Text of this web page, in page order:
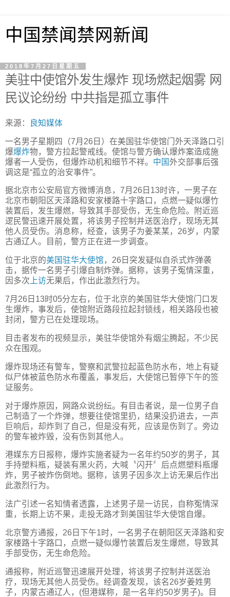
中国禁闻禁网新闻
2018年7月27日星期五
美驻中使馆外发生爆炸 现场燃起烟雾 网
民议论纷纷 中共指是孤立事件
来源： 良知媒体
一名男子星期四（7月26日）在美国驻华使馆门外天泽路口引
爆爆炸物，警方拉起警戒线。使馆与警方确认爆炸案造成施
爆者一人受伤，但爆炸动机和细节不祥。 中国外交部事后强
调这是“孤立的治安事件”。
据北京市公安局官方微博消息，7月26日13时许，一男子在
北京市朝阳区天泽路和安家楼路十字路口，点燃一疑似爆竹
装置后，发生爆燃，导致其手部受伤，无生命危险。附近巡
逻民警迅速开展处置，将该男子控制并送医治疗，现场无其
他人员受伤。消息称，经查，该男子为姜某某，26岁，内蒙
古通辽人。目前，警方正在进一步调查。
位于北京的美国驻华大使馆，26日突发疑似自杀式炸弹袭
击，据传一名男子引爆自制炸弹。据称，该男子冤情深重，
因多次 上访无果后，作出此激烈行为。
7月26日13时05分左右，位于北京的美国驻华大使馆门口发
生爆炸，事发后，使馆附近路段拉起封锁线，相关路段也被
封闭，警方已在处理现场。
目击者发布的视频显示，美驻华使馆外有烟尘腾起，不少民
众在围观。
爆炸现场还有警车，警察和武警拉起蓝色防水布，地上有疑
似尸体被蓝色防水布覆盖，事发后，大使馆已暂停下午的签
证服务。
对于爆炸原因，网路众说纷纭。有目击者说，是一位男子自
己制造了一个炸弹，想要往使馆里扔，结果没扔进去，一声
巨响后，却炸到了自己，但是没有死，应该是伤到了。旁边
的警车被炸毁，没有伤到其他人。
港媒东方日报称，爆炸实施者疑为一名年约50岁的男子，其
手持塑料瓶，疑装有黑火药，大喊〝闪开〞后点燃塑料瓶爆
炸，男子被炸伤倒地。据称，该男子因多次上访无果后作出
此激烈行为。
法广引述一名知情者透露，上述男子是一访民，自称冤情深
重，长期上访不果，走投无路才到美国驻华大使馆自爆。
北京警方通报，26日下午1时，一名男子在朝阳区天泽路和安
家楼路十字路口，点燃一疑似爆竹装置后发生爆燃，导致其
手部受伤，无生命危险。
通报称，附近巡警迅速展开处理，将该男子控制并送医治
疗，现场无其他人员受伤。经调查发现，该名26岁姜姓男
子，内蒙古通辽人，(但港媒称，是一名年约50岁男子)。目